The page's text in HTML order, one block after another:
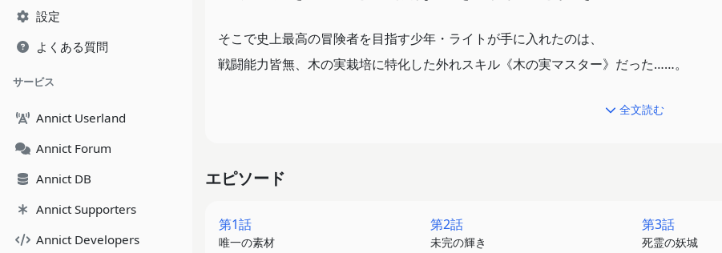
設定
よくある質問
サービス
Annict Userland
Annict Forum
Annict DB
Annict Supporters
Annict Developers
そこで史上最高の冒険者を目指す少年・ライトが手に入れたのは、
戦闘能力皆無、木の実栽培に特化した外れスキル《木の実マスター》だった……。
“スキルの実”はふたたび食べると必ず死ぬため、やり直しはできない。
ある日偶然、2つ目の“スキルの実”を食べてしまい――
全文読む
エピソード
第1話
唯一の素材
第2話
未完の輝き
第3話
死霊の妖城